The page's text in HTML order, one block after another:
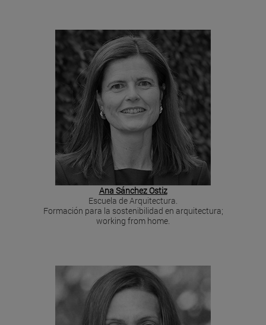
Ana Sánchez Ostiz
Escuela de Arquitectura.
Formación para la sostenibilidad en arquitectura;
working from home.